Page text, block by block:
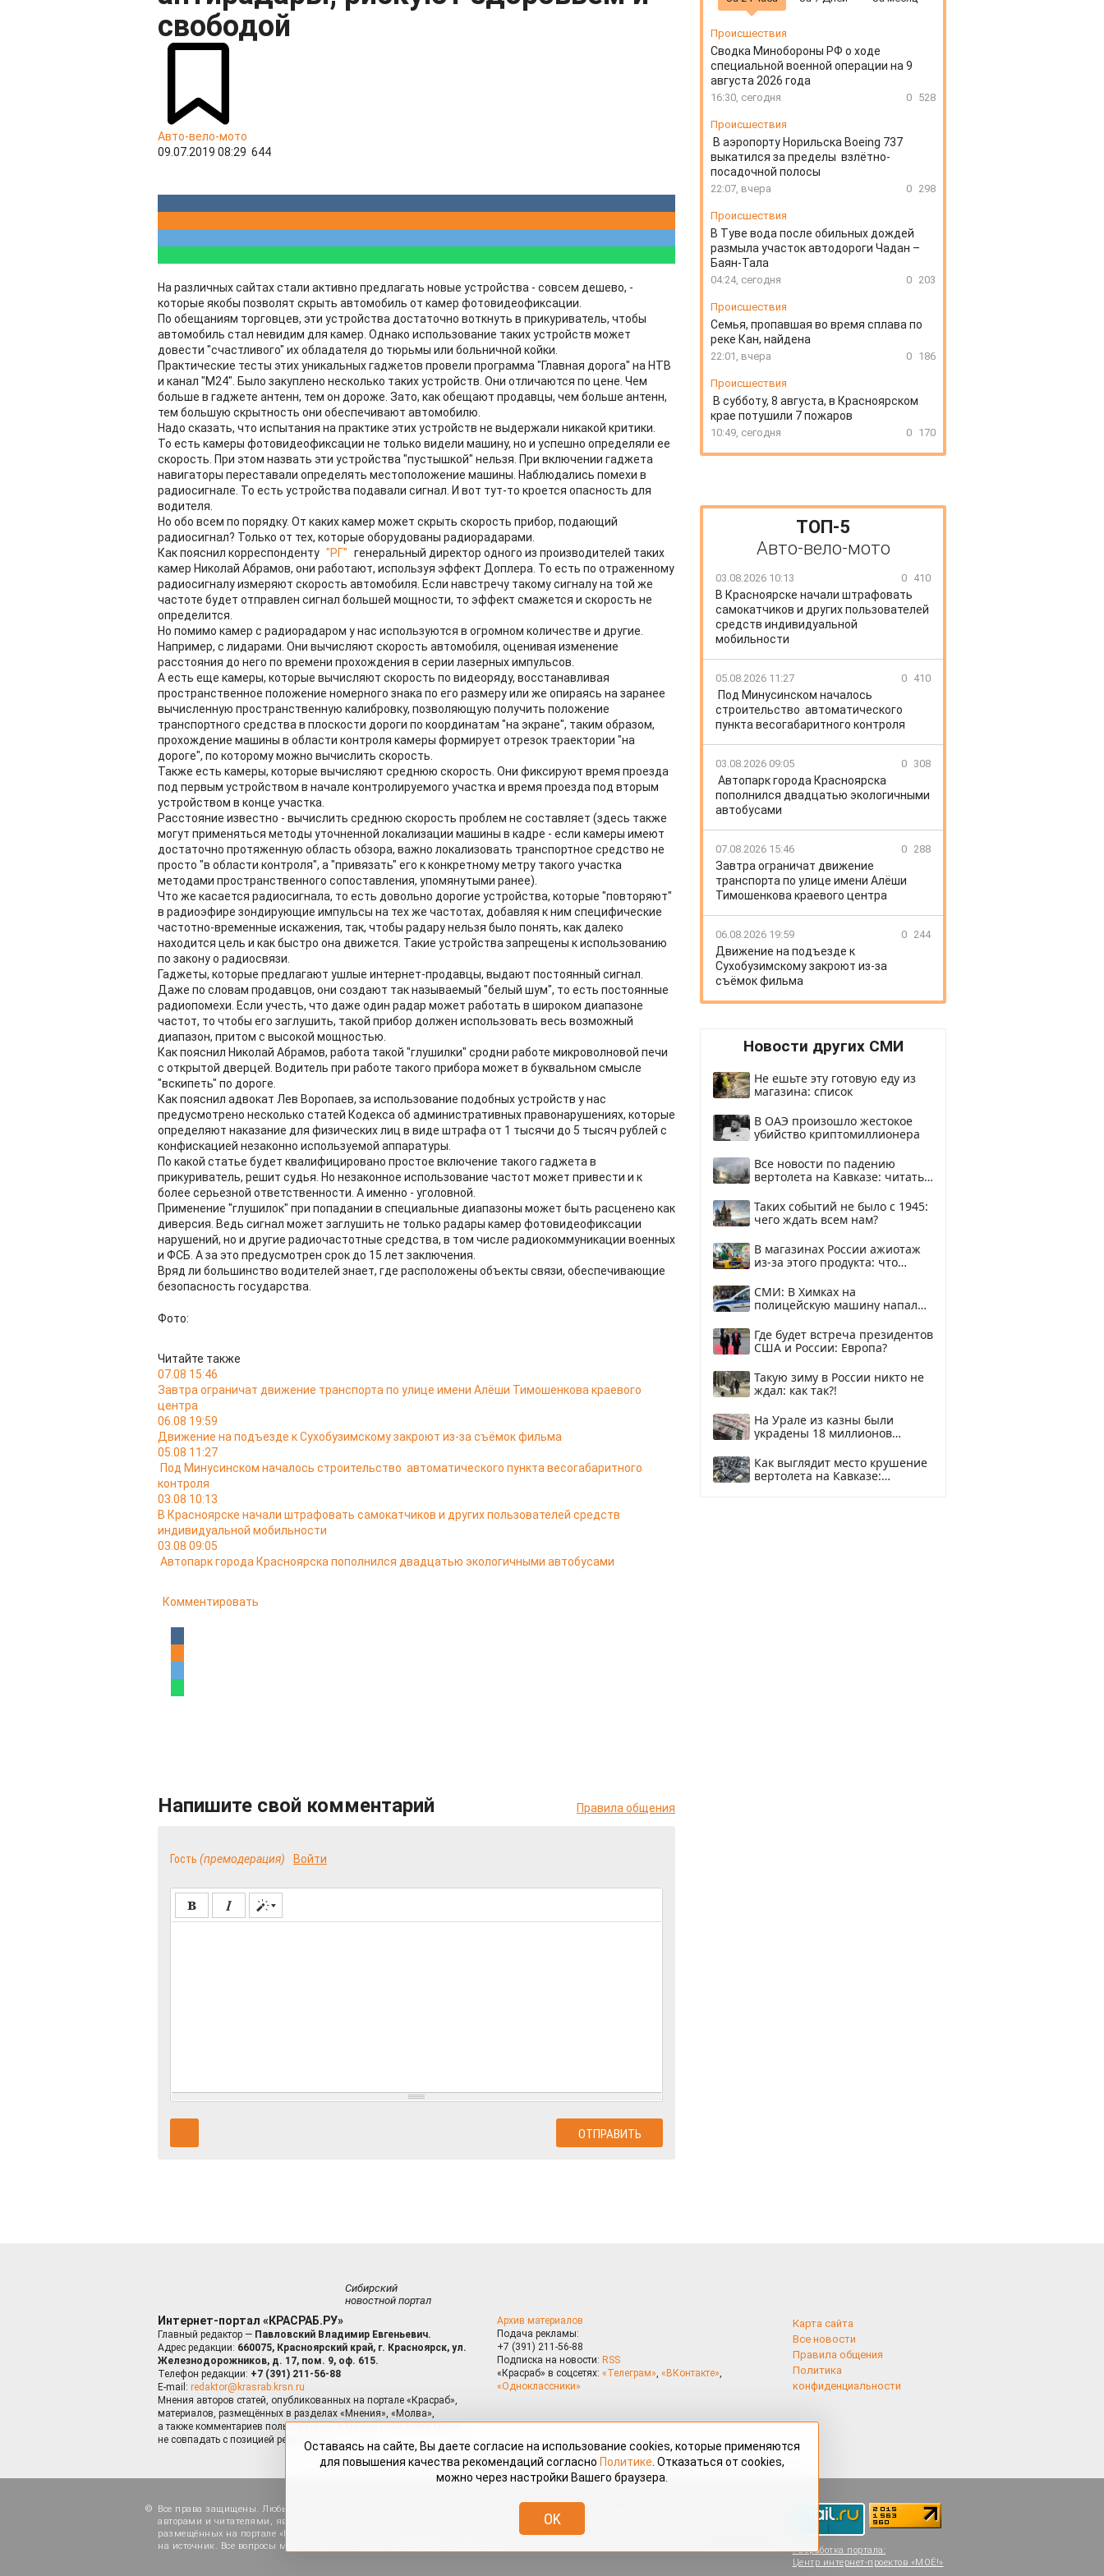
свободой
Авто-вело-мото
09.07.2019 08:29 644
На различных сайтах стали активно предлагать новые устройства - совсем дешево, -
которые якобы позволят скрыть автомобиль от камер фотовидеофиксации.
По обещаниям торговцев, эти устройства достаточно воткнуть в прикуриватель, чтобы
автомобиль стал невидим для камер. Однако использование таких устройств может
довести "счастливого" их обладателя до тюрьмы или больничной койки.
Практические тесты этих уникальных гаджетов провели программа "Главная дорога" на НТВ
и канал "М24". Было закуплено несколько таких устройств. Они отличаются по цене. Чем
больше в гаджете антенн, тем он дороже. Зато, как обещают продавцы, чем больше антенн,
тем большую скрытность они обеспечивают автомобилю.
Надо сказать, что испытания на практике этих устройств не выдержали никакой критики.
То есть камеры фотовидеофиксации не только видели машину, но и успешно определяли ее
скорость. При этом назвать эти устройства "пустышкой" нельзя. При включении гаджета
навигаторы переставали определять местоположение машины. Наблюдались помехи в
радиосигнале. То есть устройства подавали сигнал. И вот тут-то кроется опасность для
водителя.
Но обо всем по порядку. От каких камер может скрыть скорость прибор, подающий
радиосигнал? Только от тех, которые оборудованы радиорадарами.
Как пояснил корреспонденту "РГ" генеральный директор одного из производителей таких
камер Николай Абрамов, они работают, используя эффект Доплера. То есть по отраженному
радиосигналу измеряют скорость автомобиля. Если навстречу такому сигналу на той же
частоте будет отправлен сигнал большей мощности, то эффект смажется и скорость не
определится.
Но помимо камер с радиорадаром у нас используются в огромном количестве и другие.
Например, с лидарами. Они вычисляют скорость автомобиля, оценивая изменение
расстояния до него по времени прохождения в серии лазерных импульсов.
А есть еще камеры, которые вычисляют скорость по видеоряду, восстанавливая
пространственное положение номерного знака по его размеру или же опираясь на заранее
вычисленную пространственную калибровку, позволяющую получить положение
транспортного средства в плоскости дороги по координатам "на экране", таким образом,
прохождение машины в области контроля камеры формирует отрезок траектории "на
дороге", по которому можно вычислить скорость.
Также есть камеры, которые вычисляют среднюю скорость. Они фиксируют время проезда
под первым устройством в начале контролируемого участка и время проезда под вторым
устройством в конце участка.
Расстояние известно - вычислить среднюю скорость проблем не составляет (здесь также
могут применяться методы уточненной локализации машины в кадре - если камеры имеют
достаточно протяженную область обзора, важно локализовать транспортное средство не
просто "в области контроля", а "привязать" его к конкретному метру такого участка
методами пространственного сопоставления, упомянутыми ранее).
Что же касается радиосигнала, то есть довольно дорогие устройства, которые "повторяют"
в радиоэфире зондирующие импульсы на тех же частотах, добавляя к ним специфические
частотно-временные искажения, так, чтобы радару нельзя было понять, как далеко
находится цель и как быстро она движется. Такие устройства запрещены к использованию
по закону о радиосвязи.
Гаджеты, которые предлагают ушлые интернет-продавцы, выдают постоянный сигнал.
Даже по словам продавцов, они создают так называемый "белый шум", то есть постоянные
радиопомехи. Если учесть, что даже один радар может работать в широком диапазоне
частот, то чтобы его заглушить, такой прибор должен использовать весь возможный
диапазон, притом с высокой мощностью.
Как пояснил Николай Абрамов, работа такой "глушилки" сродни работе микроволновой печи
с открытой дверцей. Водитель при работе такого прибора может в буквальном смысле
"вскипеть" по дороге.
Как пояснил адвокат Лев Воропаев, за использование подобных устройств у нас
предусмотрено несколько статей Кодекса об административных правонарушениях, которые
определяют наказание для физических лиц в виде штрафа от 1 тысячи до 5 тысяч рублей с
конфискацией незаконно используемой аппаратуры.
По какой статье будет квалифицировано простое включение такого гаджета в
прикуриватель, решит судья. Но незаконное использование частот может привести и к
более серьезной ответственности. А именно - уголовной.
Применение "глушилок" при попадании в специальные диапазоны может быть расценено как
диверсия. Ведь сигнал может заглушить не только радары камер фотовидеофиксации
нарушений, но и другие радиочастотные средства, в том числе радиокоммуникации военных
и ФСБ. А за это предусмотрен срок до 15 лет заключения.
Вряд ли большинство водителей знает, где расположены объекты связи, обеспечивающие
безопасность государства.
Фото:
Читайте также
07.08 15:46
Завтра ограничат движение транспорта по улице имени Алёши Тимошенкова краевого
центра
06.08 19:59
Движение на подъезде к Сухобузимскому закроют из-за съёмок фильма
05.08 11:27
Под Минусинском началось строительство автоматического пункта весогабаритного
контроля
03.08 10:13
В Красноярске начали штрафовать самокатчиков и других пользователей средств
индивидуальной мобильности
03.08 09:05
Автопарк города Красноярска пополнился двадцатью экологичными автобусами
Комментировать
Напишите свой комментарий Правила общения
Гость (премодерация) Войти
Происшествия
Сводка Минобороны РФ о ходе
специальной военной операции на 9
августа 2026 года
16:30, сегодня 0 528
Происшествия
В аэропорту Норильска Boeing 737
выкатился за пределы взлётно-
посадочной полосы
22:07, вчера 0 298
Происшествия
В Туве вода после обильных дождей
размыла участок автодороги Чадан –
Баян-Тала
04:24, сегодня 0 203
Происшествия
Семья, пропавшая во время сплава по
реке Кан, найдена
22:01, вчера 0 186
Происшествия
В субботу, 8 августа, в Красноярском
крае потушили 7 пожаров
10:49, сегодня 0 170
ТОП-5
Авто-вело-мото
03.08.2026 10:13 0 410
В Красноярске начали штрафовать
самокатчиков и других пользователей
средств индивидуальной
мобильности
05.08.2026 11:27 0 410
Под Минусинском началось
строительство автоматического
пункта весогабаритного контроля
03.08.2026 09:05 0 308
Автопарк города Красноярска
пополнился двадцатью экологичными
автобусами
07.08.2026 15:46 0 288
Завтра ограничат движение
транспорта по улице имени Алёши
Тимошенкова краевого центра
06.08.2026 19:59 0 244
Движение на подъезде к
Сухобузимскому закроют из-за
съёмок фильма
Новости других СМИ
Не ешьте эту готовую еду из
магазина: список
В ОАЭ произошло жестокое
убийство криптомиллионера
Все новости по падению
вертолета на Кавказе: читать
Таких событий не было с 1945:
чего ждать всем нам?
В магазинах России ажиотаж
из-за этого продукта: что
СМИ: В Химках на
полицейскую машину напали
Где будет встреча президентов
США и России: Европа?
Такую зиму в России никто не
ждал: как так?!
На Урале из казны были
украдены 18 миллионов
Как выглядит место крушение
вертолета на Кавказе:
Сибирский
новостной портал
Интернет-портал «КРАСРАБ.РУ»
Главный редактор — Павловский Владимир Евгеньевич.
Адрес редакции: 660075, Красноярский край, г. Красноярск, ул.
Железнодорожников, д. 17, пом. 9, оф. 615.
Телефон редакции: +7 (391) 211-56-88
E-mail: redaktor@krasrab.krsn.ru
Мнения авторов статей, опубликованных на портале «Красраб»,
материалов, размещённых в разделах «Мнения», «Молва»,
а также комментариев пользователей к материалам сайта могут
не совпадать с позицией редакции.
Архив материалов
Подача рекламы:
+7 (391) 211-56-88
Подписка на новости: RSS
«Красраб» в соцсетях: «Телеграм», «ВКонтакте»,
«Одноклассники»
Карта сайта
Все новости
Правила общения
Политика
конфиденциальности
Все права защищены. Любые материалы, размещённые на портале «Красраб.ру» сотрудниками редакции, нештатными
авторами и читателями, являются объектами авторского права. Полное или частичное использование материалов,
размещённых на портале «Красраб.ру», допускается только с письменного согласия редакции с указанием ссылки
на источник. Все вопросы можно задать по адресу
Разработка портала:
Центр интернет-проектов «МОЁ!»
Оставаясь на сайте, Вы даете согласие на использование cookies, которые применяются
для повышения качества рекомендаций согласно Политике . Отказаться от cookies,
можно через настройки Вашего браузера.
OK